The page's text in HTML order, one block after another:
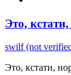
Это,
swilf (not
Это, кстати,